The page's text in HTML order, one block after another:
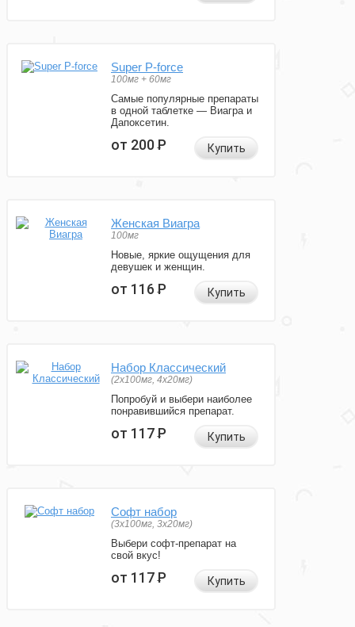
Super P-force
100мг + 60мг
Самые популярные препараты
в одной таблетке — Виагра и
Дапоксетин.
от 200Р Купить
Женская Виагра
100мг
Новые, яркие ощущения для
девушек и женщин.
от 116Р Купить
Набор Классический
(2x100мг, 4x20мг)
Попробуй и выбери наиболее
понравившийся препарат.
от 117Р Купить
Софт набор
(3x100мг, 3x20мг)
Выбери софт-препарат на
свой вкус!
от 117Р Купить